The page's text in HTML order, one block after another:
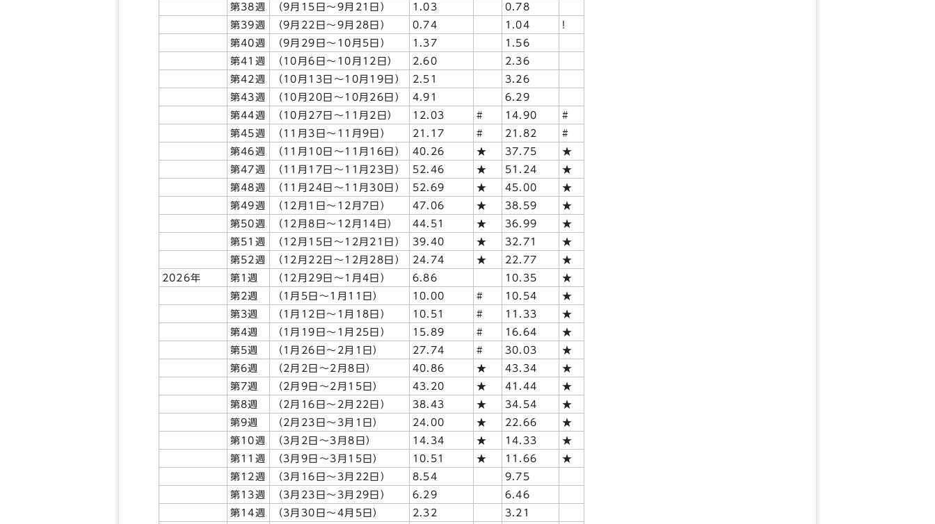
第38週
（9月15日～9月21日） 1.03
0.78
第39週
（9月22日～9月28日） 0.74 1.04
!
第40週
（9月29日～10月5日） 1.37
1.56
第41週
（10月6日～10月12日） 2.60
2.36
第42週
（10月13日～10月19日） 2.51
3.26
第43週
（10月20日～10月26日） 4.91
6.29
第44週
（10月27日～11月2日） 12.03 # 14.90
#
第45週
（11月3日～11月9日） 21.17 # 21.82
#
第46週
（11月10日～11月16日） 40.26 ★ 37.75
★
第47週
（11月17日～11月23日） 52.46 ★ 51.24
★
第48週
（11月24日～11月30日） 52.69 ★ 45.00
★
第49週
（12月1日～12月7日） 47.06 ★ 38.59
★
第50週
（12月8日～12月14日） 44.51 ★ 36.99
★
第51週
（12月15日～12月21日） 39.40 ★ 32.71
★
第52週
（12月22日～12月28日） 24.74 ★ 22.77
★
2026年
第1週 （12月29日～1月4日） 6.86 10.35
★
第2週
（1月5日～1月11日） 10.00 # 10.54
★
第3週
（1月12日～1月18日） 10.51 # 11.33
★
第4週
（1月19日～1月25日） 15.89 # 16.64
★
第5週
（1月26日～2月1日） 27.74 # 30.03
★
第6週
（2月2日～2月8日） 40.86 ★ 43.34
★
第7週
（2月9日～2月15日） 43.20 ★ 41.44
★
第8週
（2月16日～2月22日） 38.43 ★ 34.54
★
第9週
（2月23日～3月1日） 24.00 ★ 22.66
★
第10週
（3月2日～3月8日） 14.34 ★ 14.33
★
第11週
（3月9日～3月15日） 10.51 ★ 11.66
★
第12週
（3月16日～3月22日） 8.54
9.75
第13週
（3月23日～3月29日） 6.29
6.46
第14週
（3月30日～4月5日） 2.32
3.21